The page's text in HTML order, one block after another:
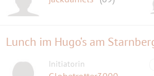
Lunch im Hugo‘s am
Initiatorin